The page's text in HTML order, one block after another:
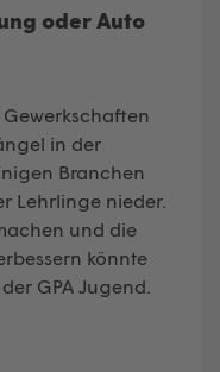
oder Auto
in der
Branchen
Lehrlinge nieder.
und die
könnte
GPA Jugend.